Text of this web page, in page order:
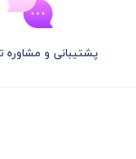
پشتیبانی و